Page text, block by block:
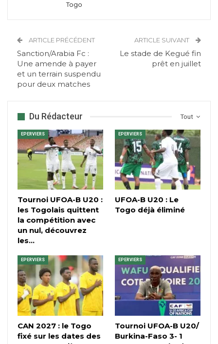
Togo
ARTICLE PRÉCÉDENT
Sanction/Arabia Fc :
Une amende à payer
et un terrain suspendu
pour deux matches
ARTICLE SUIVANT
Le stade de Kegué fin
prêt en juillet
Tout
Du Rédacteur
EPERVIERS
Tournoi UFOA-B U20 :
les Togolais quittent
la compétition avec
un nul, découvrez
les…
EPERVIERS
UFOA-B U20 : Le
Togo déjà éliminé
EPERVIERS
CAN 2027 : le Togo
fixé sur les dates des
EPERVIERS
Tournoi UFOA-B U20/
Burkina-Faso 3- 1